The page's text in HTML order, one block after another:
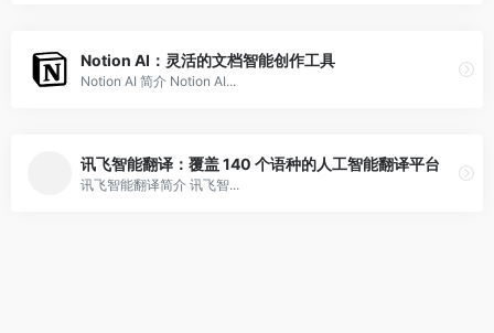
Notion AI：灵活的文档智能创作工具
Notion AI 简介 Notion AI...
讯飞智能翻译：覆盖 140 个语种的人工智能翻译平台
讯飞智能翻译简介 讯飞智...